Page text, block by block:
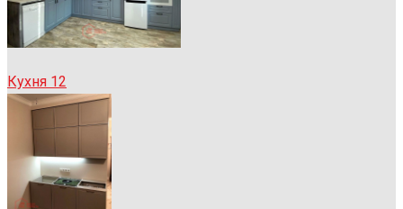
Кухня 12